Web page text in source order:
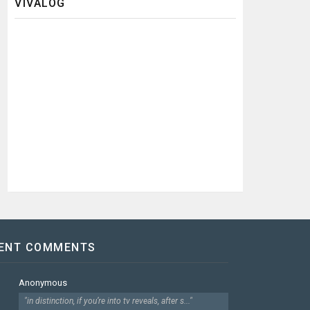
VIVALOG
COMMENTS
Anonymous
"in distinction, if you’re into tv reveals, after s..."